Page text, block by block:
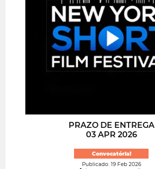
PRAZO DE ENTREGA
03 APR 2026
Convocatória!
Publicado: 19 Feb 2026